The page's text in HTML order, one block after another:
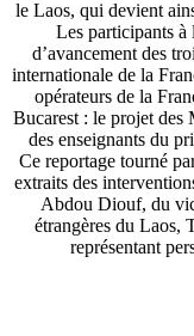
le Laos, qui devient
Les participants à
d’avancement des
internationale de la
opérateurs de la
Bucarest : le projet des
des enseignants du
Ce reportage tourné
extraits des
Abdou Diouf, du
étrangères du Laos,
représentant